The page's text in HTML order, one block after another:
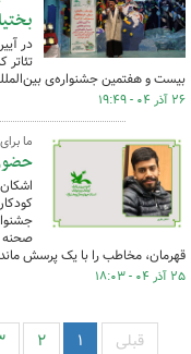
بیست و هفتمین جشنواره‌ی
۲۶ آذر ۰۴ - ۱۹:۴۹
ما
صحنه
قهرمان، مخاطب را با یک پرسش
۲۵ آذر ۰۴ - ۱۸:۰۳
قبلی ۱ ۲